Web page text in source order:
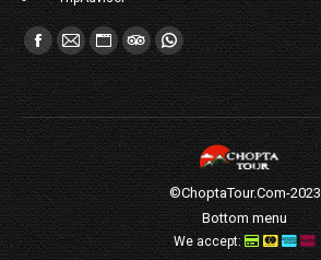
Find us on:
Facebook
page
opens
in
new
window
Mail
page
opens
in
new
window
Website
page
opens
in
new
window
TripAdvisor
page
opens
in
new
window
Whatsapp
page
opens
in
new
window
©ChoptaTour.Com-2023
Bottom menu
We accept: